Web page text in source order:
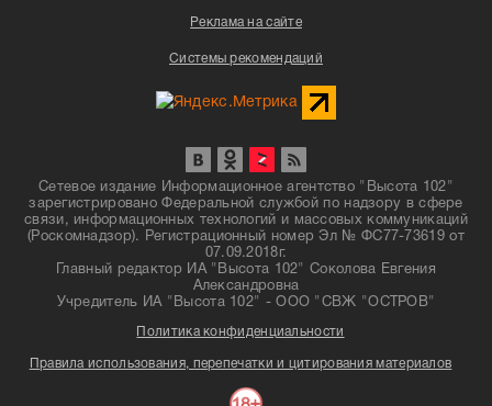
Реклама на сайте
Системы рекомендаций
Сетевое издание Информационное агентство "Высота 102"
зарегистрировано Федеральной службой по надзору в сфере
связи, информационных технологий и массовых коммуникаций
(Роскомнадзор). Регистрационный номер Эл № ФС77-73619 от
07.09.2018г.
Главный редактор ИА "Высота 102" Соколова Евгения
Александровна
Учредитель ИА "Высота 102" - ООО "СВЖ "ОСТРОВ"
Политика конфиденциальности
Правила использования, перепечатки и цитирования материалов